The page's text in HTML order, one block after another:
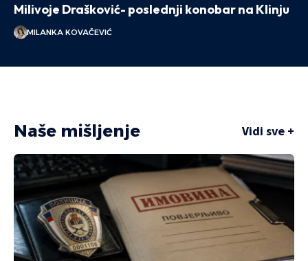
Milivoje Drašković- poslednji konobar na Klinju
MILANKA KOVAČEVIĆ
Naše mišljenje Vidi sve +